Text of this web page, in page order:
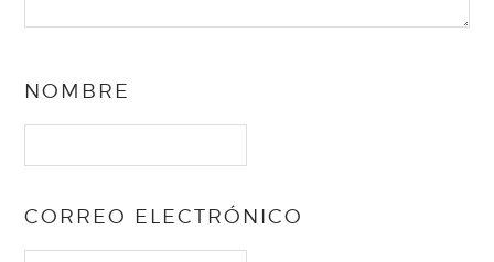
NOMBRE
CORREO ELECTRÓNICO